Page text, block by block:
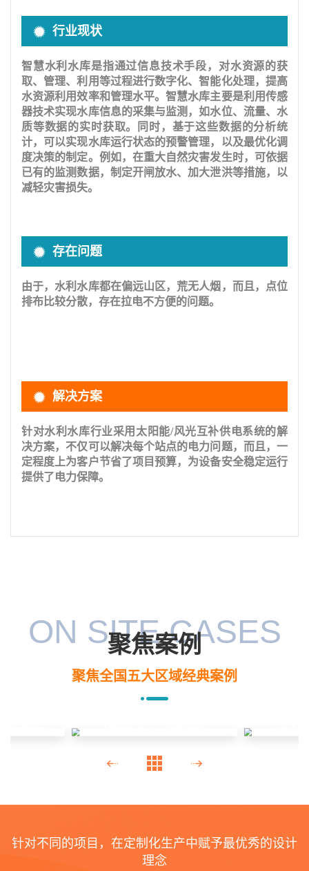
行业现状
智慧水利水库是指通过信息技术手段，对水资源的获
取、管理、利用等过程进行数字化、智能化处理，提高
水资源利用效率和管理水平。智慧水库主要是利用传感
器技术实现水库信息的采集与监测，如水位、流量、水
质等数据的实时获取。同时，基于这些数据的分析统
计，可以实现水库运行状态的预警管理，以及最优化调
度决策的制定。例如，在重大自然灾害发生时，可依据
已有的监测数据，制定开闸放水、加大泄洪等措施，以
减轻灾害损失。
存在问题
由于， 水利水库都在偏远山区，荒无人烟，而且，点位
排布比较分散，存在拉电不方便的问题。
解决方案
针对水利水库行业采用太阳能/风光互补供电系统的解
决方案，不仅可以解决每个站点的电力问题，而且，一
定程度上为客户节省了项目预算，为设备安全稳定运行
提供了电力保障。
ON SITE CASES
聚焦案例
聚焦全国五大区域经典案例
针对不同的项目，在定制化生产中赋予最优秀的设计
理念